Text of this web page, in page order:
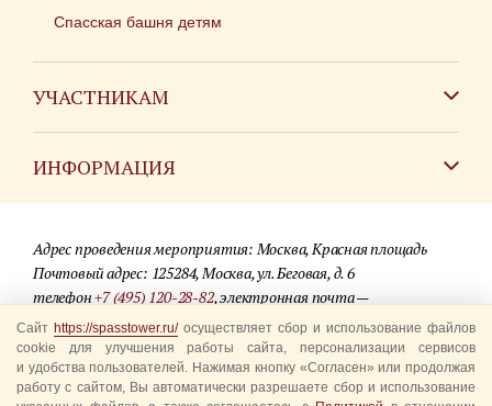
Спасская башня детям
УЧАСТНИКАМ
ИНФОРМАЦИЯ
Для СМИ
Где купить билеты
Акции
Вопрос-ответ
Адрес проведения мероприятия: Москва, Красная площадь
Почтовый адрес: 125284, Москва, ул. Беговая, д. 6
телефон+7 (495) 120-28-82, электронная почта —
info@spasstower.ru
© 2009-2025 Официальный сайт фестиваля «Спасская башня»
Разработка сайта —студия «Сибирикс»
Сайт https://spasstower.ru/осуществляет сбор и использование файлов
cookie для улучшения работы сайта, персонализации сервисов
и удобства пользователей. Нажимая кнопку «Согласен» или продолжая
работу с сайтом, Вы автоматически разрешаете сбор и использование